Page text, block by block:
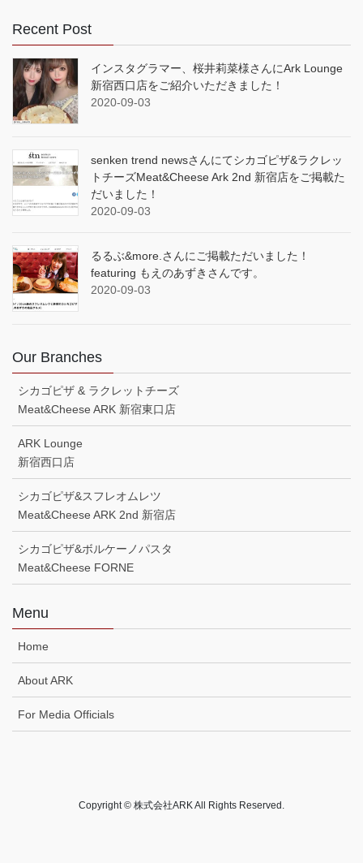
Recent Post
インスタグラマー、桜井莉菜様さんにArk Lounge
新宿西口店をご紹介いただきました！
2020-09-03
senken trend newsさんにてシカゴピザ&ラクレッ
トチーズMeat&Cheese Ark 2nd 新宿店をご掲載た
だいました！
2020-09-03
るるぶ&more.さんにご掲載ただいました！
featuring もえのあずきさんです。
2020-09-03
Our Branches
シカゴピザ & ラクレットチーズ
Meat&Cheese ARK 新宿東口店
ARK Lounge
新宿西口店
シカゴピザ&スフレオムレツ
Meat&Cheese ARK 2nd 新宿店
シカゴピザ&ボルケーノパスタ
Meat&Cheese FORNE
Menu
Home
About ARK
For Media Officials
Copyright © 株式会社ARK All Rights Reserved.